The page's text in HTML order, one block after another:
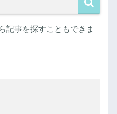
記事を探すこともできま